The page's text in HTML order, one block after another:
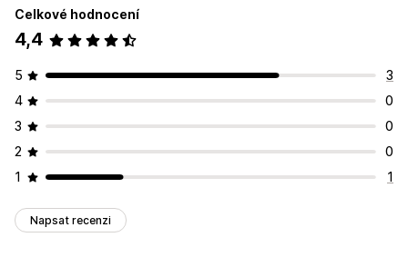
Celkové hodnocení
4,4
5
3
4
0
3
0
2
0
1
1
Napsat recenzi